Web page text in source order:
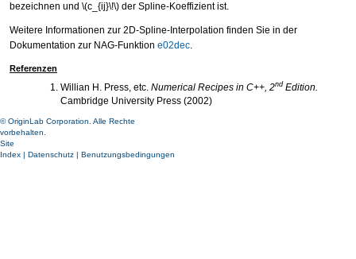
bezeichnen und \(c_{ij}\!\) der Spline-Koeffizient ist.
Weitere Informationen zur 2D-Spline-Interpolation finden Sie in der
Dokumentation zur NAG-Funktion e02dec
Referenzen
Willian H. Press, etc. Numerical Recipes in C++, 2nd Edition.
Cambridge University Press (2002)
© OriginLab Corporation. Alle Rechte
vorbehalten.
Site
Index | Datenschutz | Benutzungsbedingungen